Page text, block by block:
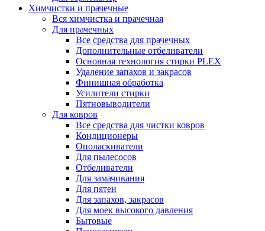
Химчистки и прачечные
Вся химчистка и прачечная
Для прачечных
Все средства для прачечных
Дополнительные отбеливатели
Основная технология стирки PLEX
Удаление запахов и закрасов
Финишная обработка
Усилители стирки
Пятновыводители
Для ковров
Все средства для чистки ковров
Кондиционеры
Ополаскиватели
Для пылесосов
Отбеливатели
Для замачивания
Для пятен
Для запахов, закрасов
Для моек высокого давления
Бытовые